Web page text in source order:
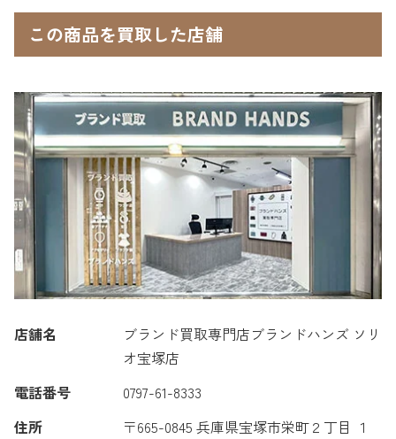
この商品を買取した店舗
店舗名
ブランド買取専門店ブランドハンズ ソリ
オ宝塚店
電話番号
0797-61-8333
住所
〒665-0845 兵庫県宝塚市栄町２丁目 １